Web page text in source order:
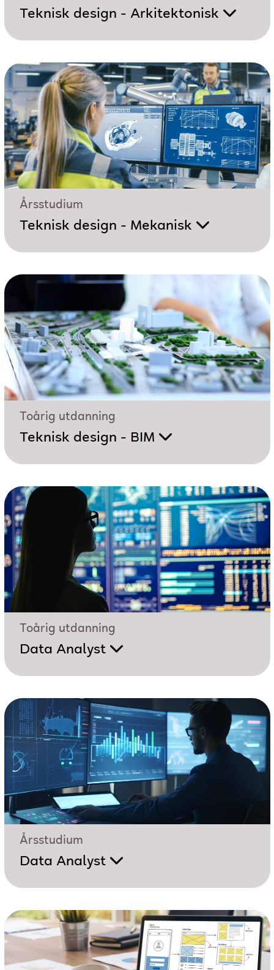
Teknisk design - Arkitektonisk
Årsstudium
Teknisk design - Mekanisk
Toårig utdanning
Teknisk design - BIM
Toårig utdanning
Data Analyst
Årsstudium
Data Analyst